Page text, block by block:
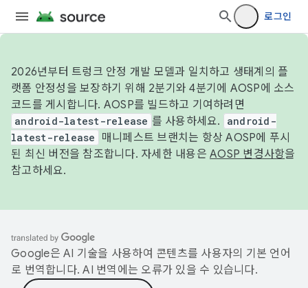
로그인
2026년부터 트렁크 안정 개발 모델과 일치하고 생태계의 플
랫폼 안정성을 보장하기 위해 2분기와 4분기에 AOSP에 소스
코드를 게시합니다. AOSP를 빌드하고 기여하려면
android-latest-release 를 사용하세요.
android-
latest-release
매니페스트 브랜치는 항상 AOSP에 푸시
된 최신 버전을 참조합니다. 자세한 내용은 AOSP 변경사항을
참고하세요.
Google은 AI 기술을 사용하여 콘텐츠를 사용자의 기본 언어
로 번역합니다. AI 번역에는 오류가 있을 수 있습니다.